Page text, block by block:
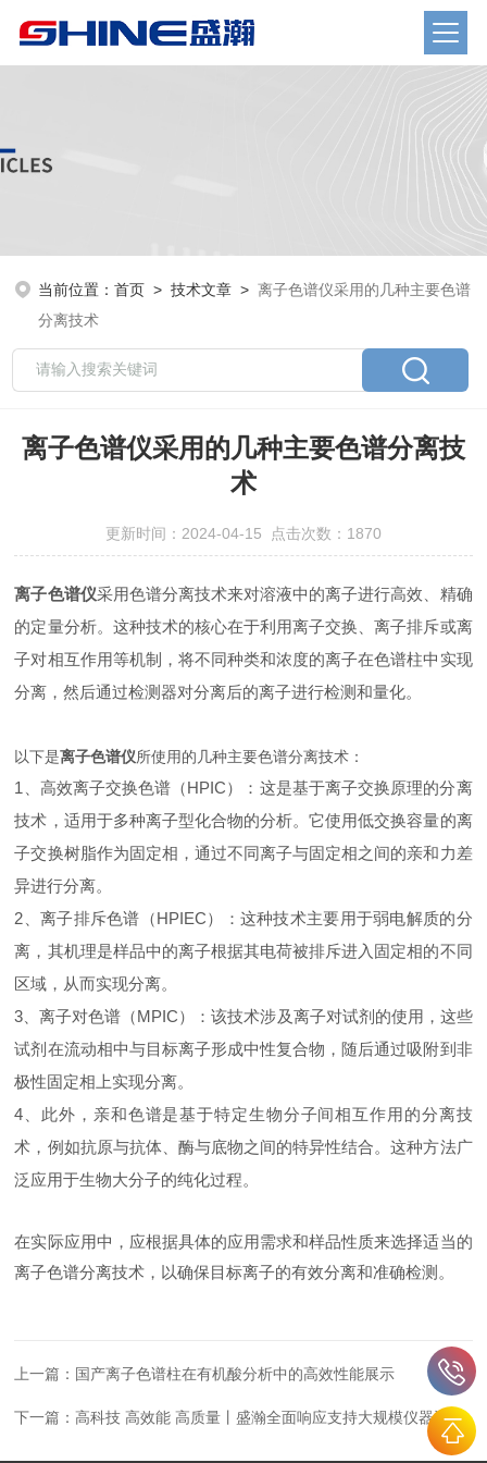
当前位置：首页 >技术文章 >离子色谱仪采用的几种主要色谱
分离技术
离子色谱仪采用的几种主要色谱分离技
术
更新时间：2024-04-15 点击次数：1870
离子色谱仪采用色谱分离技术来对溶液中的离子进行高效、精确
的定量分析。这种技术的核心在于利用离子交换、离子排斥或离
子对相互作用等机制，将不同种类和浓度的离子在色谱柱中实现
分离，然后通过检测器对分离后的离子进行检测和量化。
以下是离子色谱仪所使用的几种主要色谱分离技术：
1、高效离子交换色谱（HPIC）：这是基于离子交换原理的分离
技术，适用于多种离子型化合物的分析。它使用低交换容量的离
子交换树脂作为固定相，通过不同离子与固定相之间的亲和力差
异进行分离。
2、离子排斥色谱（HPIEC）：这种技术主要用于弱电解质的分
离，其机理是样品中的离子根据其电荷被排斥进入固定相的不同
区域，从而实现分离。
3、离子对色谱（MPIC）：该技术涉及离子对试剂的使用，这些
试剂在流动相中与目标离子形成中性复合物，随后通过吸附到非
极性固定相上实现分离。
4、此外，亲和色谱是基于特定生物分子间相互作用的分离技
术，例如抗原与抗体、酶与底物之间的特异性结合。这种方法广
泛应用于生物大分子的纯化过程。
在实际应用中，应根据具体的应用需求和样品性质来选择适当的
离子色谱分离技术，以确保目标离子的有效分离和准确检测。
上一篇： 国产离子色谱柱在有机酸分析中的高效性能展示
下一篇：高科技 高效能 高质量丨盛瀚全面响应支持大规模仪器设备更新